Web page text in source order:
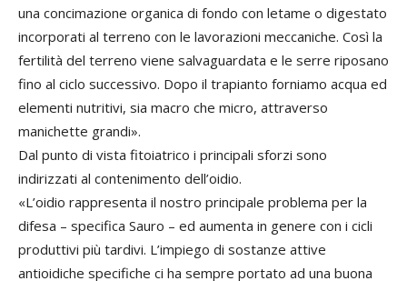
una concimazione organica di fondo con letame o digestato
incorporati al terreno con le lavorazioni meccaniche. Così la
fertilità del terreno viene salvaguardata e le serre riposano
fino al ciclo successivo. Dopo il trapianto forniamo acqua ed
elementi nutritivi, sia macro che micro, attraverso
manichette grandi».
Dal punto di vista fitoiatrico i principali sforzi sono
indirizzati al contenimento dell’oidio.
«L’oidio rappresenta il nostro principale problema per la
difesa – specifica Sauro – ed aumenta in genere con i cicli
produttivi più tardivi. L’impiego di sostanze attive
antioidiche specifiche ci ha sempre portato ad una buona